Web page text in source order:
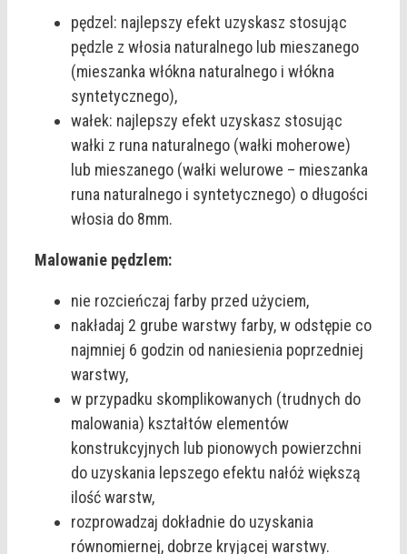
pędzel: najlepszy efekt uzyskasz stosując
pędzle z włosia naturalnego lub mieszanego
(mieszanka włókna naturalnego i włókna
syntetycznego),
wałek: najlepszy efekt uzyskasz stosując
wałki z runa naturalnego (wałki moherowe)
lub mieszanego (wałki welurowe – mieszanka
runa naturalnego i syntetycznego) o długości
włosia do 8mm.
Malowanie pędzlem:
nie rozcieńczaj farby przed użyciem,
nakładaj 2 grube warstwy farby, w odstępie co
najmniej 6 godzin od naniesienia poprzedniej
warstwy,
w przypadku skomplikowanych (trudnych do
malowania) kształtów elementów
konstrukcyjnych lub pionowych powierzchni
do uzyskania lepszego efektu nałóż większą
ilość warstw,
rozprowadzaj dokładnie do uzyskania
równomiernej, dobrze kryjącej warstwy.